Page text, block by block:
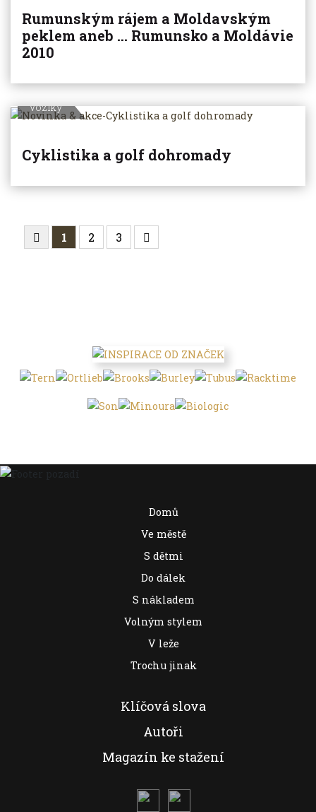
Rumunským rájem a Moldavským
peklem aneb ... Rumunsko a Moldávie
2010
Vozíky
Cyklistika a golf dohromady
1 2 3
Domů
Ve městě
S dětmi
Do dálek
S nákladem
Volným stylem
V leže
Trochu jinak
Klíčová slova
Autoři
Magazín ke stažení